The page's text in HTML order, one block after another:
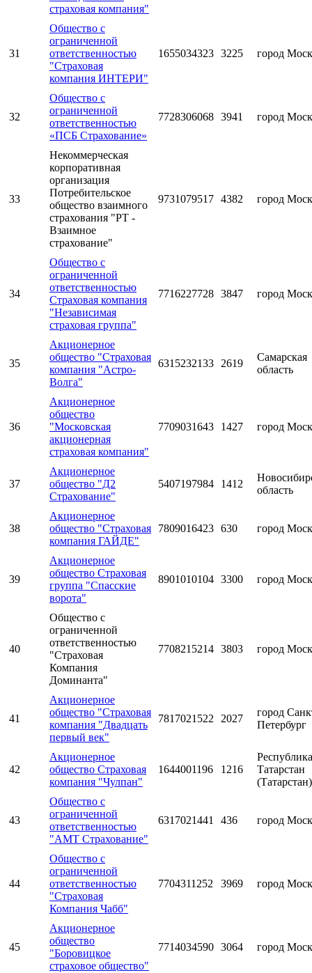
страховая компания"
31
Общество с
ограниченной
ответственностью
"Страховая
компания ИНТЕРИ"
1655034323 3225 город
32
Общество с
ограниченной
ответственностью
«ПСБ Страхование»
7728306068 3941 город
33
Некоммерческая
корпоративная
организация
Потребительское
общество взаимного
страхования "РТ -
Взаимное
страхование"
9731079517 4382 город
34
Общество с
ограниченной
ответственностью
Страховая компания
"Независимая
страховая группа"
7716227728 3847 город
35
Акционерное
общество "Страховая
компания "Астро-
Волга"
6315232133 2619
Самарская
область
36
Акционерное
общество
"Московская
акционерная
страховая компания"
7709031643 1427 город
37
Акционерное
общество "Д2
Страхование"
5407197984 1412
область
38
Акционерное
общество "Страховая
компания ГАЙДЕ"
7809016423 630 город
39
Акционерное
общество Страховая
группа "Спасские
ворота"
8901010104 3300 город
40
Общество с
ограниченной
ответственностью
"Страховая
Компания
Доминанта"
7708215214 3803 город
41
Акционерное
общество "Страховая
компания "Двадцать
первый век"
7817021522 2027
город
Петербург
42
Акционерное
общество Страховая
компания "Чулпан"
1644001196 1216
Республика
Татарстан
(Татарстан)
43
Общество с
ограниченной
ответственностью
"АМТ Страхование"
6317021441 436 город
44
Общество с
ограниченной
ответственностью
"Страховая
Компания Чабб"
7704311252 3969 город
45
Акционерное
общество
"Боровицкое
страховое общество"
7714034590 3064 город